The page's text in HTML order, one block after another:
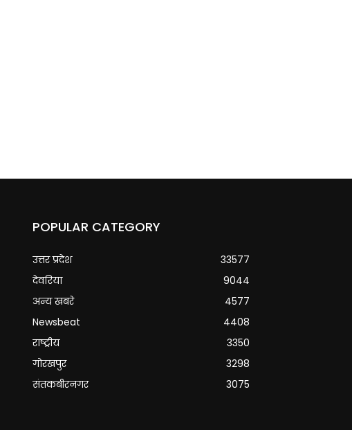
POPULAR CATEGORY
उत्तर प्रदेश
33577
देवरिया
9044
अन्य खबरे
4577
Newsbeat
4408
राष्ट्रीय
3350
गोरखपुर
3298
संतकबीरनगर
3075